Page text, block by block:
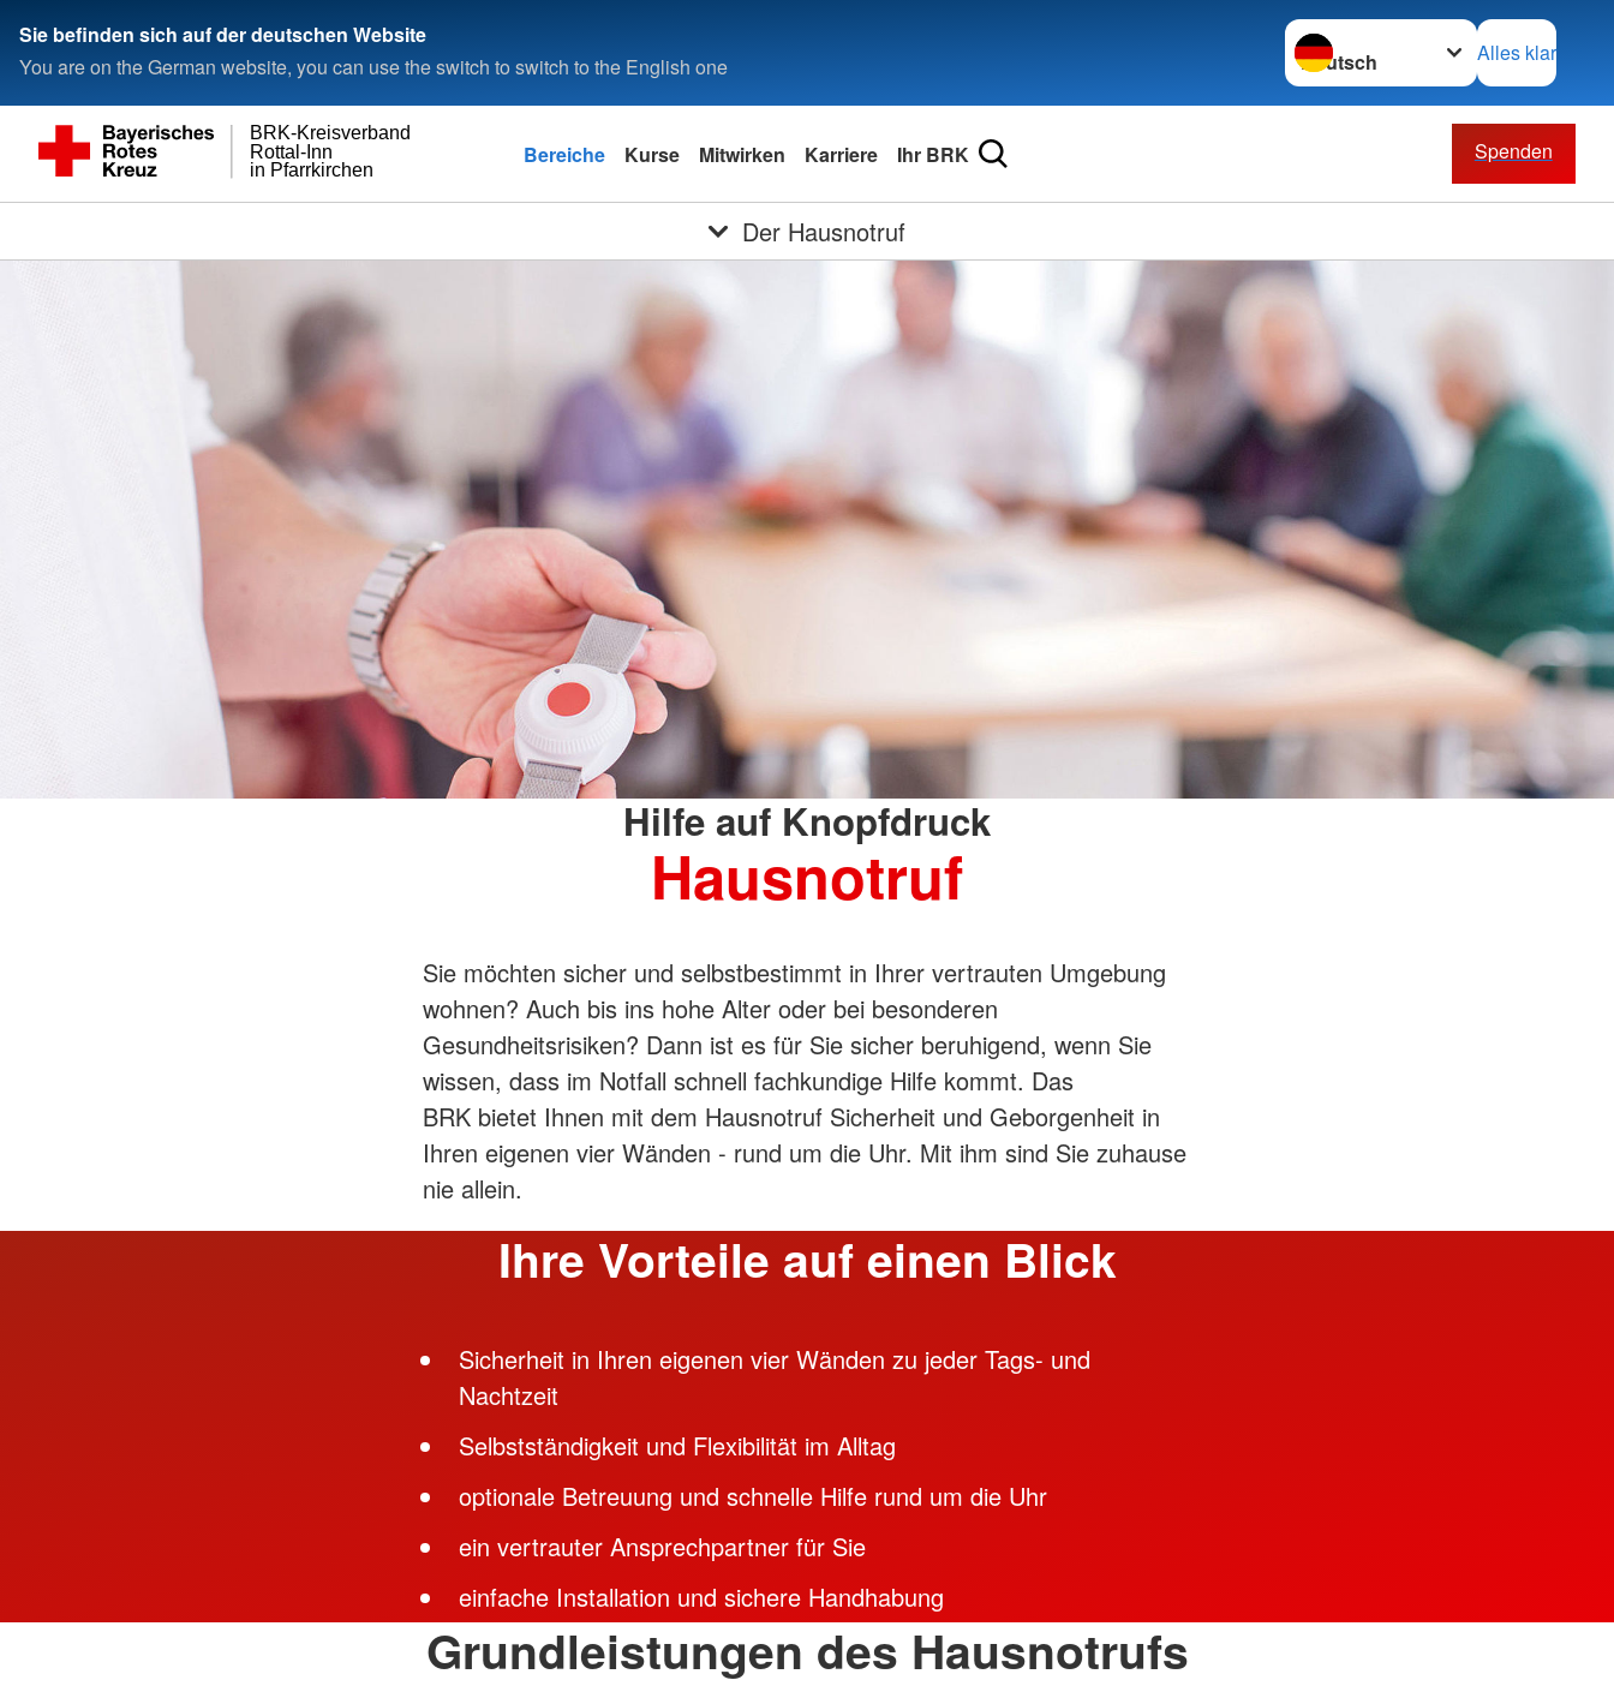
Sie befinden sich auf der deutschen Website
You are on the German website, you can use the switch to switch to the English one
Sprache wechseln zu
Alles klar
in Pfarrkirchen
Rottal-Inn
BRK-Kreisverband
Bereiche Kurse Mitwirken Karriere Ihr BRK Spenden
Der Hausnotruf
Hilfe auf Knopfdruck
Hausnotruf
Sie möchten sicher und selbstbestimmt in Ihrer vertrauten Umgebung
wohnen? Auch bis ins hohe Alter oder bei besonderen
Gesundheitsrisiken? Dann ist es für Sie sicher beruhigend, wenn Sie
wissen, dass im Notfall schnell fachkundige Hilfe kommt. Das
BRK bietet Ihnen mit dem Hausnotruf Sicherheit und Geborgenheit in
Ihren eigenen vier Wänden - rund um die Uhr. Mit ihm sind Sie zuhause
nie allein.
Ihre Vorteile auf einen Blick
Sicherheit in Ihren eigenen vier Wänden zu jeder Tags- und
Nachtzeit
Selbstständigkeit und Flexibilität im Alltag
optionale Betreuung und schnelle Hilfe rund um die Uhr
ein vertrauter Ansprechpartner für Sie
einfache Installation und sichere Handhabung
Grundleistungen des Hausnotrufs